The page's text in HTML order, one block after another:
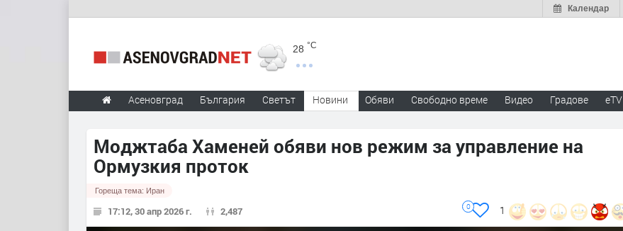
Календар
28 °C
Асеновград България Светът Новини Обяви Свободно време Видео Градове eTV
Моджтаба Хаменей обяви нов режим за управление на
Ормузкия проток
Гореща тема: Иран
17:12, 30 апр 2026 г. 2,487 1
0